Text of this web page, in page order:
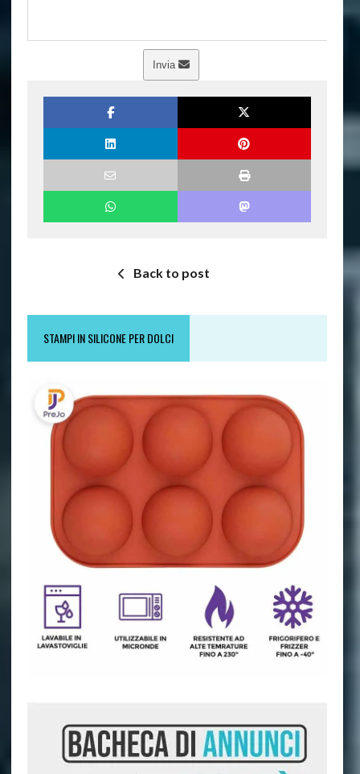
Invia
Back to post
STAMPI IN SILICONE PER DOLCI